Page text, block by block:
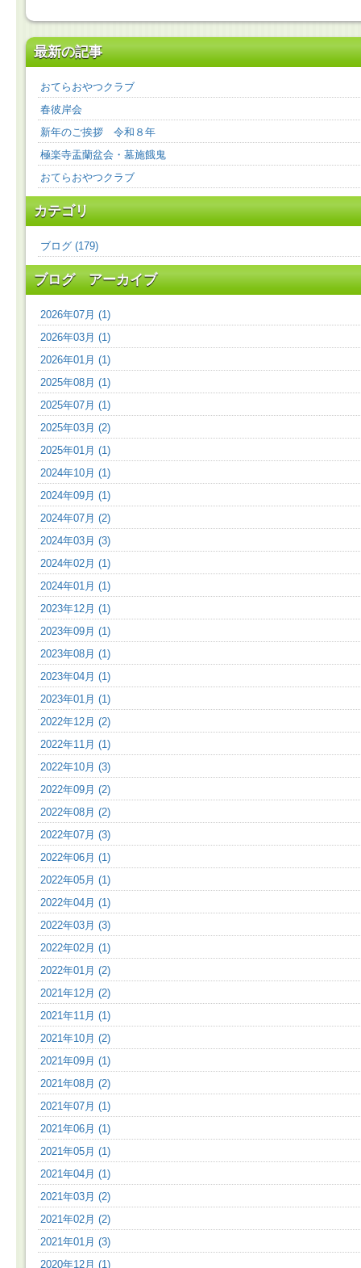
最新の記事
おてらおやつクラブ
春彼岸会
新年のご挨拶 令和８年
極楽寺盂蘭盆会・墓施餓鬼
おてらおやつクラブ
カテゴリ
ブログ (179)
ブログ アーカイブ
2026年07月 (1)
2026年03月 (1)
2026年01月 (1)
2025年08月 (1)
2025年07月 (1)
2025年03月 (2)
2025年01月 (1)
2024年10月 (1)
2024年09月 (1)
2024年07月 (2)
2024年03月 (3)
2024年02月 (1)
2024年01月 (1)
2023年12月 (1)
2023年09月 (1)
2023年08月 (1)
2023年04月 (1)
2023年01月 (1)
2022年12月 (2)
2022年11月 (1)
2022年10月 (3)
2022年09月 (2)
2022年08月 (2)
2022年07月 (3)
2022年06月 (1)
2022年05月 (1)
2022年04月 (1)
2022年03月 (3)
2022年02月 (1)
2022年01月 (2)
2021年12月 (2)
2021年11月 (1)
2021年10月 (2)
2021年09月 (1)
2021年08月 (2)
2021年07月 (1)
2021年06月 (1)
2021年05月 (1)
2021年04月 (1)
2021年03月 (2)
2021年02月 (2)
2021年01月 (3)
2020年12月 (1)